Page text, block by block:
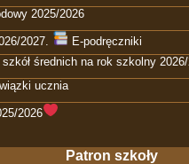
2025/2026
2027.
E-podręczniki
średnich na rok szkolny
ucznia
2026
Patron szkoły